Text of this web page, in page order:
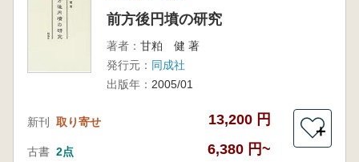
前方後円墳の研究
著者： 甘粕 健 著
発行元： 同成社
出版年： 2005/01
新刊 取り寄せ 13,200 円
古書 2点 6,380 円~
＋